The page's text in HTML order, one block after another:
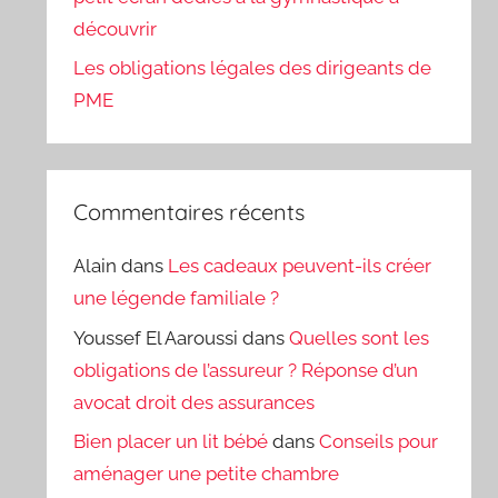
découvrir
Les obligations légales des dirigeants de
PME
Commentaires récents
Alain dans Les cadeaux peuvent-ils créer
une légende familiale ?
Youssef El Aaroussi dansQuelles sont les
obligations de l’assureur ? Réponse d’un
avocat droit des assurances
Bien placer un lit bébé dansConseils pour
aménager une petite chambre